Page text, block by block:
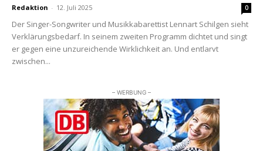
Redaktion - 12. Juli 2025 0
Der Singer-Songwriter und Musikkabarettist Lennart Schilgen sieht
Verklärungsbedarf. In seinem zweiten Programm dichtet und singt
er gegen eine unzureichende Wirklichkeit an. Und entlarvt
zwischen...
– WERBUNG –